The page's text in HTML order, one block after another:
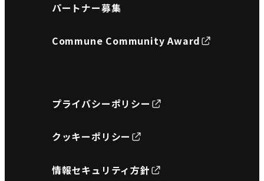
パートナー募集
Commune Community Award
プライバシーポリシー
クッキーポリシー
情報セキュリティ方針